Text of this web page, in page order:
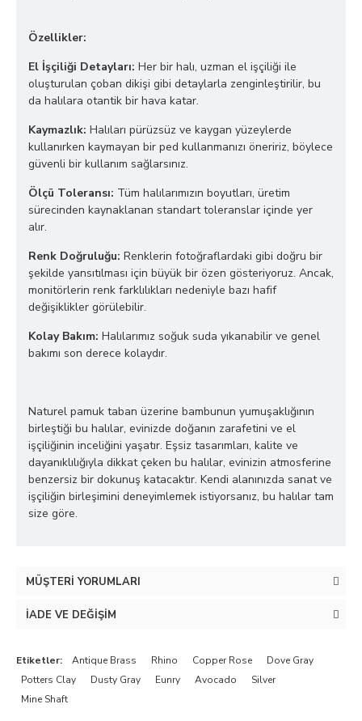
Özellikler:
El İşçiliği Detayları: Her bir halı, uzman el işçiliği ile
oluşturulan çoban dikişi gibi detaylarla zenginleştirilir, bu
da halılara otantik bir hava katar.
Kaymazlık: Halıları pürüzsüz ve kaygan yüzeylerde
kullanırken kaymayan bir ped kullanmanızı öneririz, böylece
güvenli bir kullanım sağlarsınız.
Ölçü Toleransı: Tüm halılarımızın boyutları, üretim
sürecinden kaynaklanan standart toleranslar içinde yer
alır.
Renk Doğruluğu: Renklerin fotoğraflardaki gibi doğru bir
şekilde yansıtılması için büyük bir özen gösteriyoruz. Ancak,
monitörlerin renk farklılıkları nedeniyle bazı hafif
değişiklikler görülebilir.
Kolay Bakım: Halılarımız soğuk suda yıkanabilir ve genel
bakımı son derece kolaydır.
Naturel pamuk taban üzerine bambunun yumuşaklığının
birleştiği bu halılar, evinizde doğanın zarafetini ve el
işçiliğinin inceliğini yaşatır. Eşsiz tasarımları, kalite ve
dayanıklılığıyla dikkat çeken bu halılar, evinizin atmosferine
benzersiz bir dokunuş katacaktır. Kendi alanınızda sanat ve
işçiliğin birleşimini deneyimlemek istiyorsanız, bu halılar tam
size göre.
MÜŞTERI YORUMLARI
İADE VE DEĞIŞIM
Etiketler: Antique Brass Rhino Copper Rose
Dove Gray
Potters Clay
Dusty Gray Eunry Avocado
Silver
Mine Shaft